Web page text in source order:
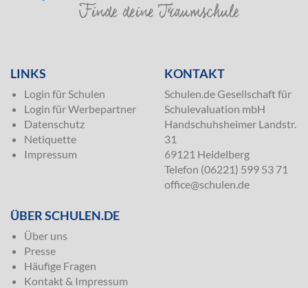
LINKS
Login für Schulen
Login für Werbepartner
Datenschutz
Netiquette
Impressum
KONTAKT
Schulen.de Gesellschaft für
Schulevaluation mbH
Handschuhsheimer Landstr.
31
69121 Heidelberg
Telefon (06221) 599 53 71
office@schulen.de
ÜBER SCHULEN.DE
Über uns
Presse
Häufige Fragen
Kontakt & Impressum